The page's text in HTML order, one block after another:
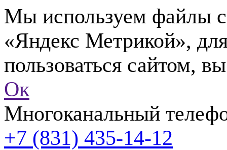
Мы используем файлы
«Яндекс Метрикой»,
пользоваться сайтом,
Ок
Многоканальный
+7 (831) 435-14-12